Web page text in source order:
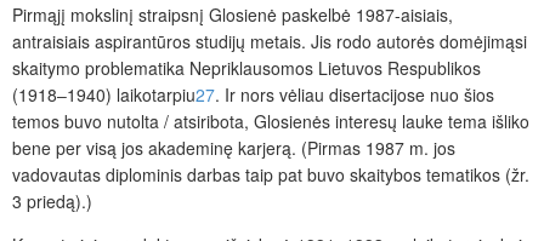
Pirmąjį mokslinį straipsnį Glosienė paskelbė 1987-aisiais,
antraisiais aspirantūros studijų metais. Jis rodo autorės domėjimąsi
skaitymo problematika Nepriklausomos Lietuvos Respublikos
(1918‒1940) laikotarpiu27. Ir nors vėliau disertacijose nuo šios
temos buvo nutolta / atsiribota, Glosienės interesų lauke tema išliko
bene per visą jos akademinę karjerą. (Pirmas 1987 m. jos
vadovautas diplominis darbas taip pat buvo skaitybos tematikos (žr.
3 priedą).)